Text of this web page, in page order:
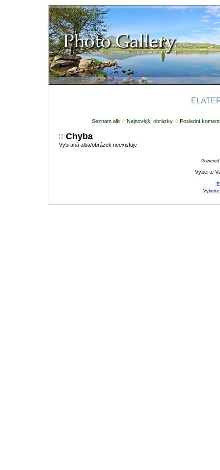
Seznam alb Nejnovější obrázky Poslední
Chyba
Vybraná alba/obrázek neexistuje
Vyberte